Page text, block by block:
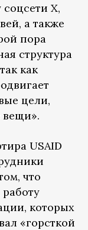
X,
а также
пора
структура
как
цели,
вещи».
USAID
что
которых
«горсткой